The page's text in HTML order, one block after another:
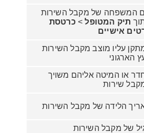
המשפחה של מקבל השירות
תיק המטופל > כרטסת
אישיים
עליו מוצב מקבל השירות
הארגוני
או המיטה אליהם משויך
שירות
הלידה של מקבל השירות
של מקבל השירות